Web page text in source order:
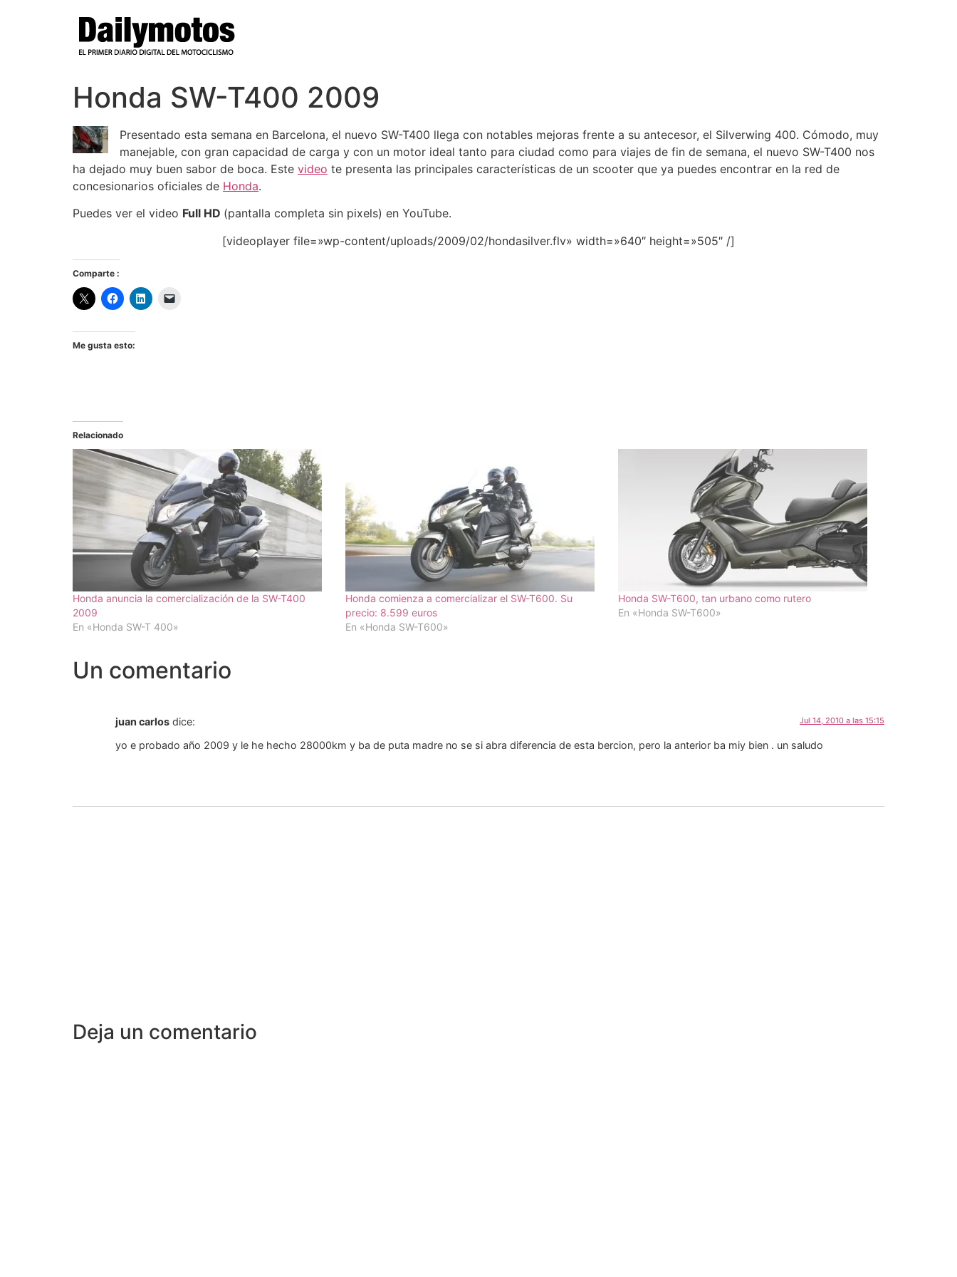
Honda SW-T400 2009
Presentado esta semana en Barcelona, el nuevo SW-T400 llega con notables mejoras frente a su antecesor, el Silverwing 400. Cómodo, muy
manejable, con gran capacidad de carga y con un motor ideal tanto para ciudad como para viajes de fin de semana, el nuevo SW-T400 nos
ha dejado muy buen sabor de boca. Este video te presenta las principales características de un scooter que ya puedes encontrar en la red de
concesionarios oficiales de Honda.
Puedes ver el video Full HD (pantalla completa sin pixels) en YouTube.
[videoplayer file=»wp-content/uploads/2009/02/hondasilver.flv» width=»640″ height=»505″ /]
Comparte :
Me gusta esto:
Relacionado
Honda anuncia la comercialización de la SW-T400
2009
En «Honda SW-T 400»
Honda comienza a comercializar el SW-T600. Su
precio: 8.599 euros
En «Honda SW-T600»
Honda SW-T600, tan urbano como rutero
En «Honda SW-T600»
Un comentario
juan carlos dice: Jul 14, 2010 a las 15:15
yo e probado año 2009 y le he hecho 28000km y ba de puta madre no se si abra diferencia de esta bercion, pero la anterior ba miy bien . un saludo
Deja un comentario